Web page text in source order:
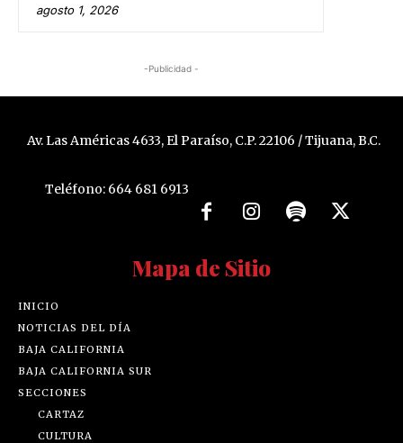
agosto 1, 2026
-Publicidad -
Av. Las Américas 4633, El Paraíso, C.P. 22106 / Tijuana, B.C.
Teléfono: 664 681 6913
Mapa de Sitio
INICIO
NOTICIAS DEL DÍA
BAJA CALIFORNIA
BAJA CALIFORNIA SUR
SECCIONES
CARTAZ
CULTURA